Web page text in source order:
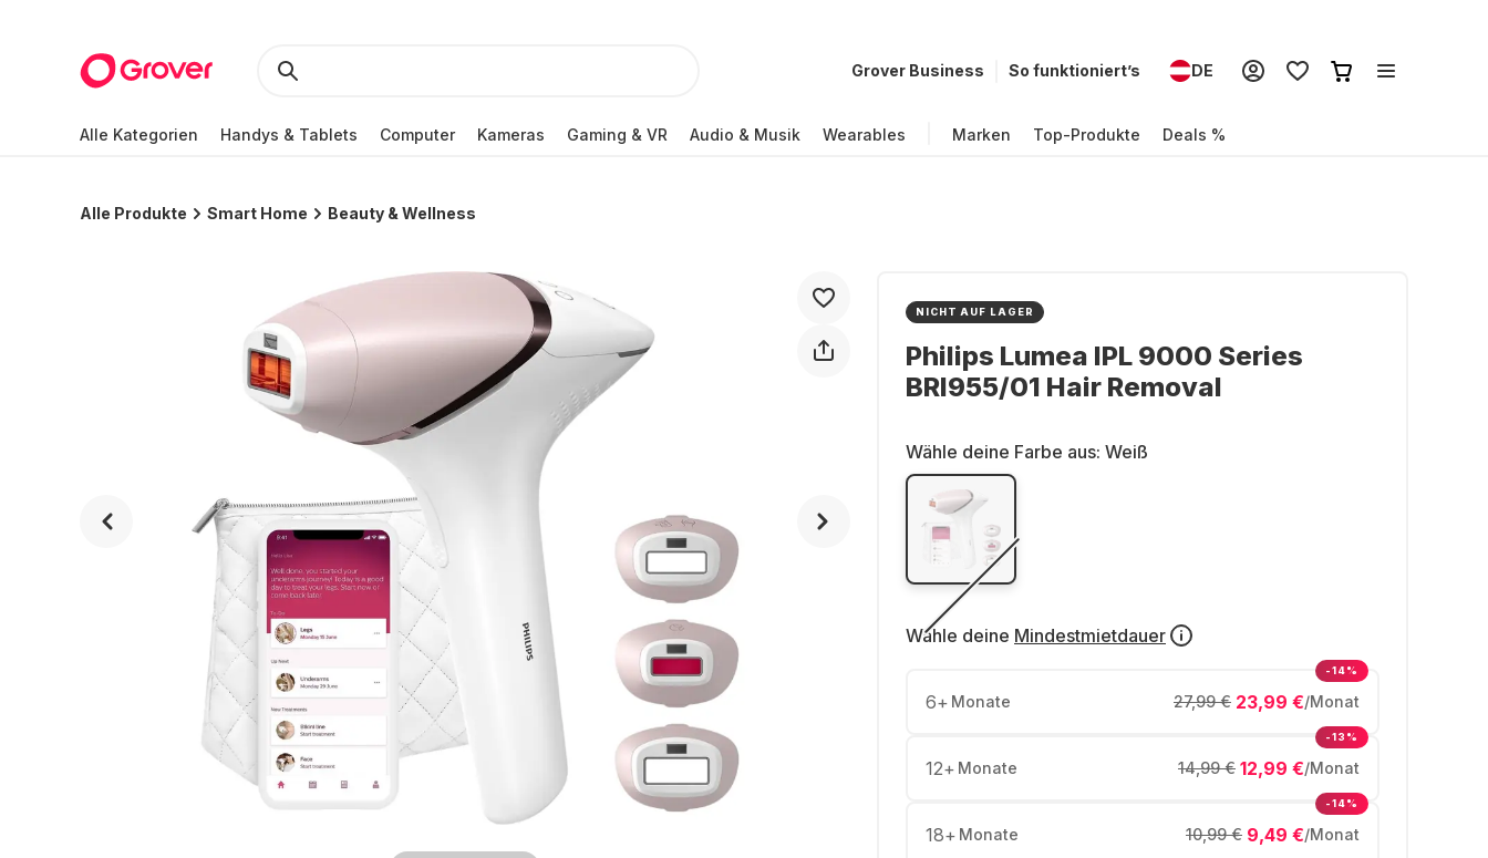
Grover Business So funktioniert’s DE
Alle Kategorien Handys & Tablets Computer Kameras Gaming & VR Audio & Musik Wearables Marken Top-Produkte Deals %
Alle Produkte Smart Home Beauty & Wellness
NICHT AUF LAGER
Philips Lumea IPL 9000 Series
BRI955/01 Hair Removal
Wähle deine Farbe aus: Weiß
Wähle deine Mindestmietdauer
6+ Monate 23,99 €/Monat
27,99 €
-14%
12+ Monate 12,99 €/Monat
14,99 €
-13%
18+ Monate 9,49 €/Monat
10,99 €
-14%